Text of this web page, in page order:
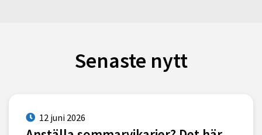
Senaste nytt
12 juni 2026